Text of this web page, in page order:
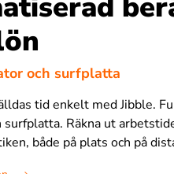
och surfplatta
tid enkelt med Jibble.
surfplatta. Räkna ut
både på plats och på